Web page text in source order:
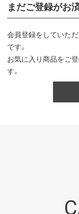
まだご登録がお
会員登録をしていた
です。
お気に入り商品をご
す。